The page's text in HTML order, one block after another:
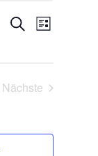
und
Navigation
Suche
Liste
Nächste